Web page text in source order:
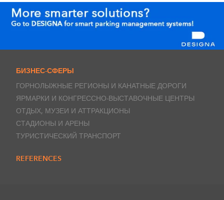
БИЗНЕС-СФЕРЫ
ГОРНОЛЫЖНЫЕ РЕГИОНЫ И КАНАТНЫЕ ДОРОГИ
ЯРМАРКИ И КОНГРЕССНО-ВЫСТАВОЧНЫЕ ЦЕНТРЫ
ОТДЫХ, МУЗЕИ И АТТРАКЦИОНЫ
СТАДИОНЫ И АРЕНЫ
ТУРИСТИЧЕСКИЙ ТРАНСПОРТ
REFERENCES